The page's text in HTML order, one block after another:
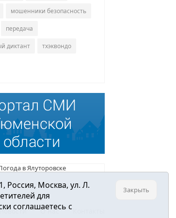
мошенники безопасность
передача
диктант тхэквондо
в Ялуторовске
О нас
Россия, Москва, ул. Л.
для
соглашаетесь с
Закрыть